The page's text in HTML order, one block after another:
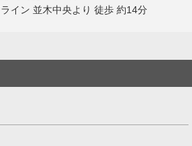
イン 並木中央より 徒歩 約14分